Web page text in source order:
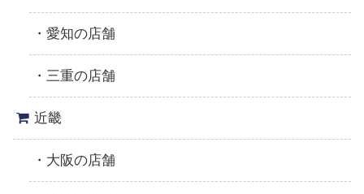
愛知の店舗
三重の店舗
近畿
大阪の店舗